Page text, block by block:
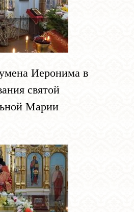
Иеронима в
святой
Марии